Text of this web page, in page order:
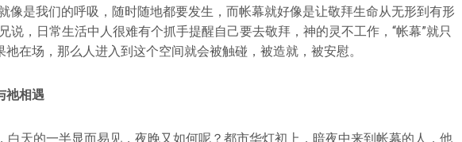
像是我们的呼吸，随时随地都要发生，而帐幕就好像是让敬拜生命从无形到有形
说，日常生活中人很难有个抓手提醒自己要去敬拜，神的灵不工作，“帐幕”就只
祂在场，那么人进入到这个空间就会被触碰，被造就，被安慰。
祂相遇
白天的一半显而易见，夜晚又如何呢？都市华灯初上，暗夜中来到帐幕的人，他